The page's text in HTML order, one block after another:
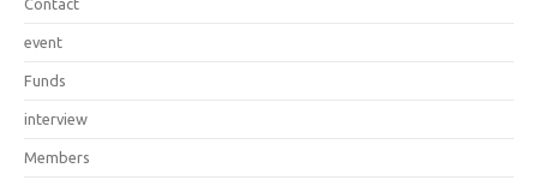
Contact
event
Funds
interview
Members